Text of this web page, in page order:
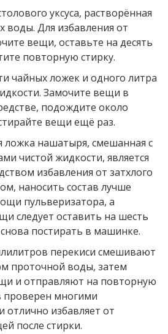
уксуса, растворённая
воды. Для избавления от
вещи, оставьте на десять
повторную стирку.
чайных ложек и одного литра
Замочите вещи в
подождите около
вещи ещё раз.
ложка нашатыря, смешанная с
чистой жидкости, является
избавления от затхлого
наносить состав лучше
пульверизатора, а
следует оставить на шесть
постирать в машинке.
перекиси смешивают
проточной воды, затем
и отправляют на повторную
проверен многими
отлично избавляет от
после стирки.